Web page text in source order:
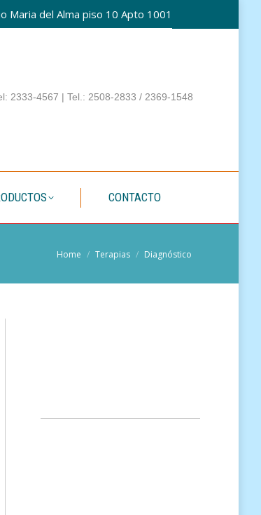
Maria del Alma piso 10 Apto 1001
2333-4567 | Tel.: 2508-2833 / 2369-1548
CONTACTO
You are here:
Home Terapias Diagnóstico
PRODUCTOS CONTACTO